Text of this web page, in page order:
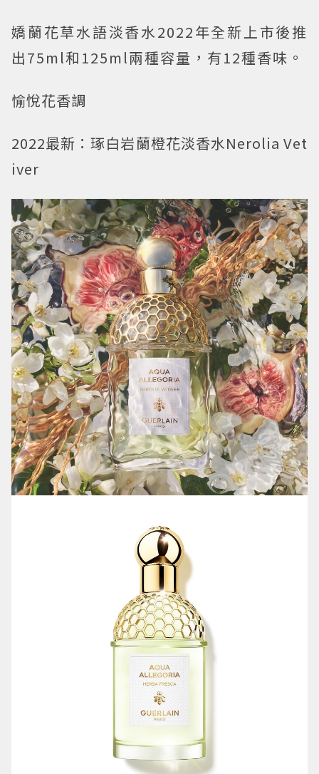
嬌蘭花草水語淡香水2022年全新上市後推
出75ml和125ml兩種容量，有12種香味。
愉悅花香調
2022最新：琢白岩蘭橙花淡香水Nerolia Vet
iver